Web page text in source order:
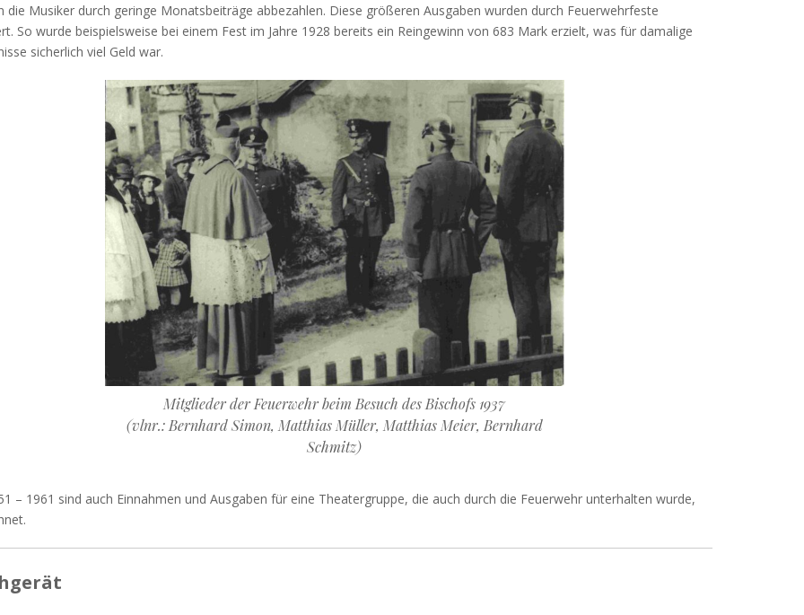
die Musiker durch geringe Monatsbeiträge abbezahlen. Diese größeren Ausgaben wurden durch Feuerwehrfeste
So wurde beispielsweise bei einem Fest im Jahre 1928 bereits ein Reingewinn von 683 Mark erzielt, was für damalige
sicherlich viel Geld war.
Mitglieder der Feuerwehr beim Besuch des Bischofs 1937
(vlnr.: Bernhard Simon, Matthias Müller, Matthias Meier, Bernhard
Schmitz)
– 1961 sind auch Einnahmen und Ausgaben für eine Theatergruppe, die auch durch die Feuerwehr unterhalten wurde,